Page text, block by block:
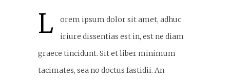
L
orem ipsum dolor sit amet, adhuc
iriure dissentias est in, est ne diam
graece tincidunt. Sit et liber minimum
tacimates, sea no doctus fastidii. An